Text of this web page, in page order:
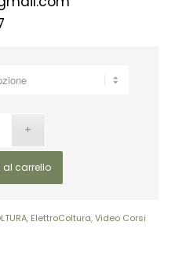
carrello
, ElettroColtura,Video Corsi